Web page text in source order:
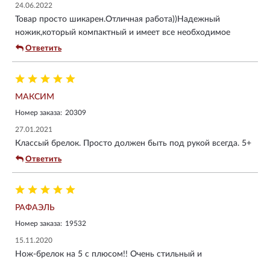
24.06.2022
Товар просто шикарен.Отличная работа))Надежный
ножик,который компактный и имеет все необходимое
Ответить
МАКСИМ
Номер заказа: 20309
27.01.2021
Классый брелок. Просто должен быть под рукой всегда. 5+
Ответить
РАФАЭЛЬ
Номер заказа: 19532
15.11.2020
Нож-брелок на 5 с плюсом!! Очень стильный и